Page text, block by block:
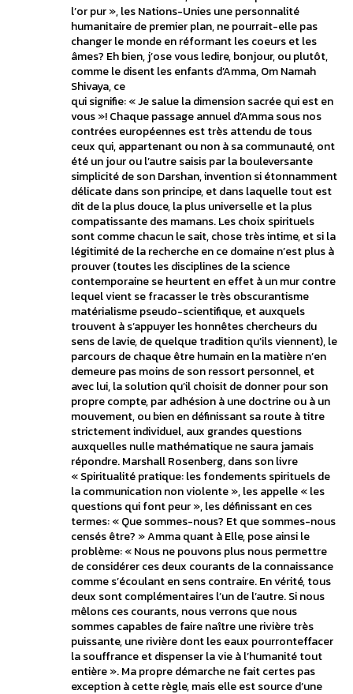
l’or pur », les Nations-Unies une personnalité
humanitaire de premier plan, ne pourrait-elle pas
changer le monde en réformant les coeurs et les
âmes? Eh bien, j’ose vous ledire, bonjour, ou plutôt,
comme le disent les enfants d’Amma, Om Namah
Shivaya, ce
qui signifie: « Je salue la dimension sacrée qui est en
vous »! Chaque passage annuel d’Amma sous nos
contrées européennes est très attendu de tous
ceux qui, appartenant ou non à sa communauté, ont
été un jour ou l’autre saisis par la bouleversante
simplicité de son Darshan, invention si étonnamment
délicate dans son principe, et dans laquelle tout est
dit de la plus douce, la plus universelle et la plus
compatissante des mamans. Les choix spirituels
sont comme chacun le sait, chose très intime, et si la
légitimité de la recherche en ce domaine n’est plus à
prouver (toutes les disciplines de la science
contemporaine se heurtent en effet à un mur contre
lequel vient se fracasser le très obscurantisme
matérialisme pseudo-scientifique, et auxquels
trouvent à s’appuyer les honnêtes chercheurs du
sens de lavie, de quelque tradition qu’ils viennent), le
parcours de chaque être humain en la matière n’en
demeure pas moins de son ressort personnel, et
avec lui, la solution qu’il choisit de donner pour son
propre compte, par adhésion à une doctrine ou à un
mouvement, ou bien en définissant sa route à titre
strictement individuel, aux grandes questions
auxquelles nulle mathématique ne saura jamais
répondre. Marshall Rosenberg, dans son livre
« Spiritualité pratique: les fondements spirituels de
la communication non violente », les appelle « les
questions qui font peur », les définissant en ces
termes: « Que sommes-nous? Et que sommes-nous
censés être? » Amma quant à Elle, pose ainsi le
problème: « Nous ne pouvons plus nous permettre
de considérer ces deux courants de la connaissance
comme s’écoulant en sens contraire. En vérité, tous
deux sont complémentaires l’un de l’autre. Si nous
mêlons ces courants, nous verrons que nous
sommes capables de faire naître une rivière très
puissante, une rivière dont les eaux pourronteffacer
la souffrance et dispenser la vie à l’humanité tout
entière ». Ma propre démarche ne fait certes pas
exception à cette règle, mais elle est source d’une